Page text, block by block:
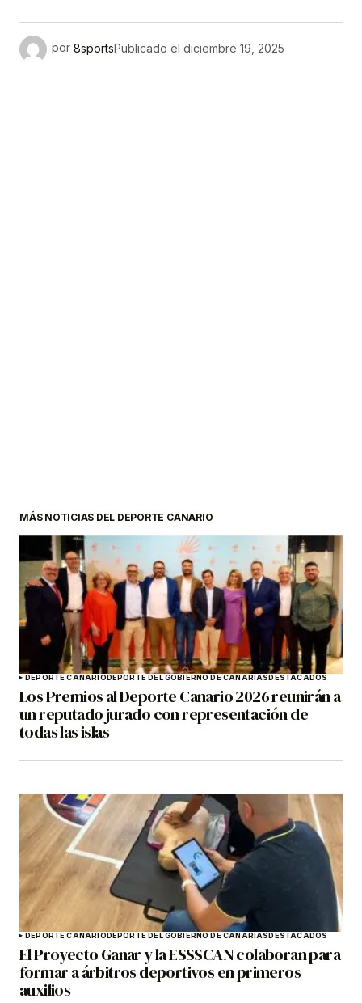
por 8sportsPublicado el diciembre 19, 2025
MÁS NOTICIAS DEL DEPORTE CANARIO
DEPORTE CANARIODEPORTE DEL GOBIERNO DE CANARIASDESTACADOS
Los Premios al Deporte Canario 2026 reunirán a
un reputado jurado con representación de
todas las islas
DEPORTE CANARIODEPORTE DEL GOBIERNO DE CANARIASDESTACADOS
El Proyecto Ganar y la ESSSCAN colaboran para
formar a árbitros deportivos en primeros
auxilios